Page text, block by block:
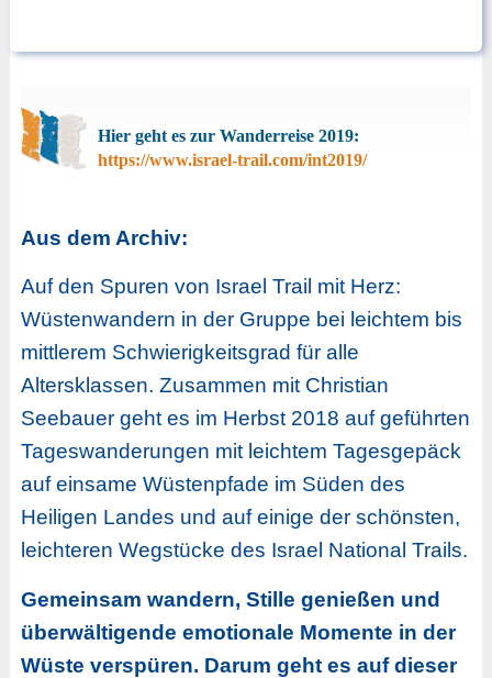
Hier geht es zur Wanderreise 2019:
https://www.israel-trail.com/int2019/
Aus dem Archiv:
Auf den Spuren von Israel Trail mit Herz:
Wüstenwandern in der Gruppe bei leichtem bis
mittlerem Schwierigkeitsgrad für alle
Altersklassen. Zusammen mit Christian
Seebauer geht es im Herbst 2018 auf geführten
Tageswanderungen mit leichtem Tagesgepäck
auf einsame Wüstenpfade im Süden des
Heiligen Landes und auf einige der schönsten,
leichteren Wegstücke des Israel National Trails.
Gemeinsam wandern, Stille genießen und
überwältigende emotionale Momente in der
Wüste verspüren. Darum geht es auf dieser